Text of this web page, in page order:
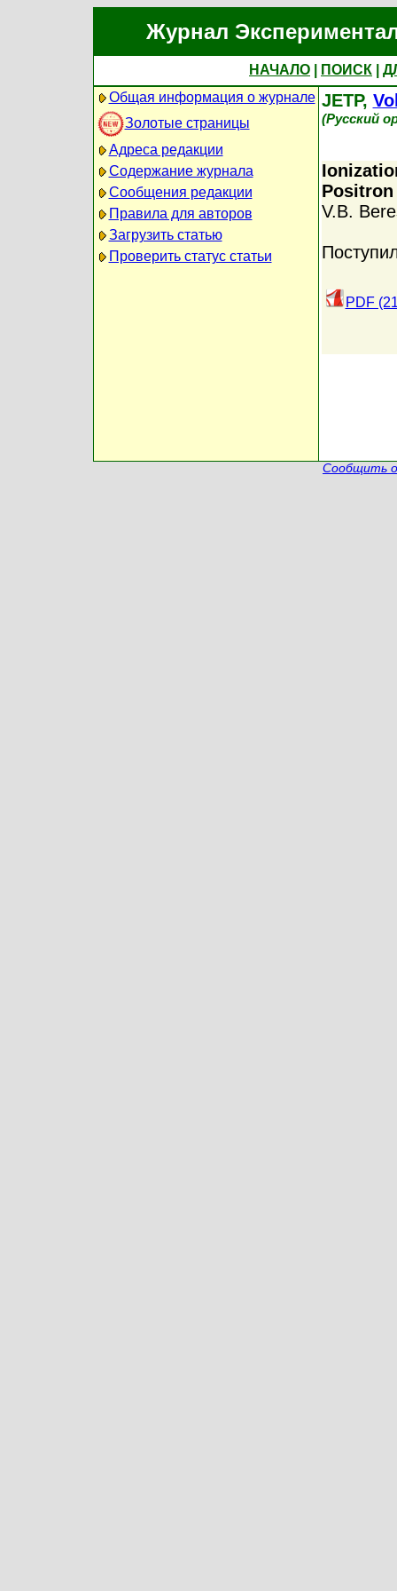
Журнал
НАЧАЛО ПОИСК
Общая информация о журнале
Золотые страницы
Адреса редакции
Содержание журнала
Сообщения редакции
Правила для авторов
Загрузить статью
Проверить статус статьи
JETP,
(Русский
V.B.
PDF
Сообщить о